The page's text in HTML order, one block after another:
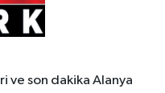
ve son dakika Alanya